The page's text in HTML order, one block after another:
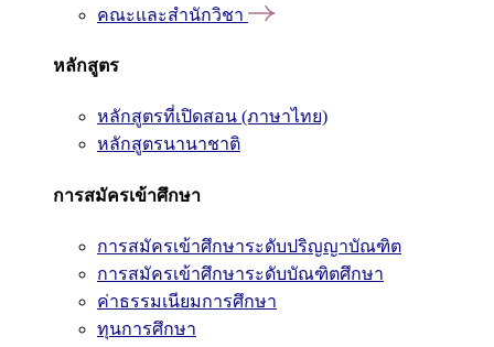
คณะและสำนักวิชา
หลักสูตร
หลักสูตรที่เปิดสอน (ภาษาไทย)
หลักสูตรนานาชาติ
การสมัครเข้าศึกษา
การสมัครเข้าศึกษาระดับปริญญาบัณฑิต
การสมัครเข้าศึกษาระดับบัณฑิตศึกษา
ค่าธรรมเนียมการศึกษา
ทุนการศึกษา